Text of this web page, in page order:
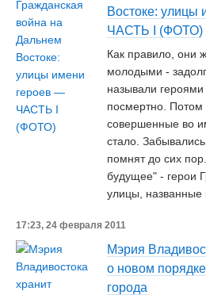
Востоке: улицы
ЧАСТЬ I (ФОТО)
Как правило, они
молодыми -
называли героями
посмертно. Потом
совершенные во
стало.
помнят до сих
будущее" - герои
улицы, названные
17:23, 24 февраля 2011
Мэрия
о новом
города